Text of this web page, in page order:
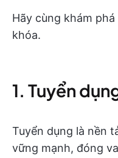
Hãy cùng khám
khóa.
1. Tuyển
Tuyển dụng là nền
vững mạnh, đóng